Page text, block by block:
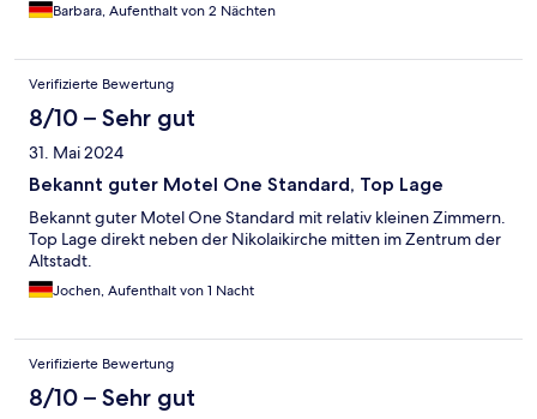
Barbara, Aufenthalt von 2 Nächten
Verifizierte Bewertung
8/10 – Sehr gut
31. Mai 2024
Bekannt guter Motel One Standard, Top Lage
Bekannt guter Motel One Standard mit relativ kleinen Zimmern.
Top Lage direkt neben der Nikolaikirche mitten im Zentrum der
Altstadt.
Jochen, Aufenthalt von 1 Nacht
Verifizierte Bewertung
8/10 – Sehr gut